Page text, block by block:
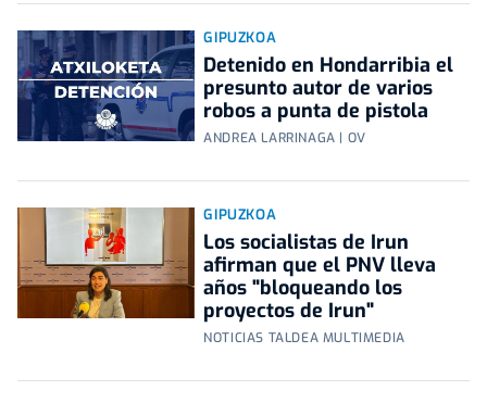
GIPUZKOA
Detenido en Hondarribia el
presunto autor de varios
robos a punta de pistola
ANDREA LARRINAGA | OV
GIPUZKOA
Los socialistas de Irun
afirman que el PNV lleva
años "bloqueando los
proyectos de Irun"
NOTICIAS TALDEA MULTIMEDIA